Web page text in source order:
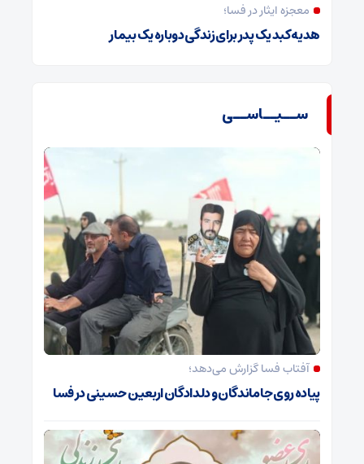
معجزه ایثار در فسا؛
هدیه کبد یک پدر برای زندگی دوباره یک بیمار
ســیــاســی
آفتاب فسا گزارش می‌دهد؛
پیاده روی جاماندگان و دلدادگان اربعین حسینی در فسا